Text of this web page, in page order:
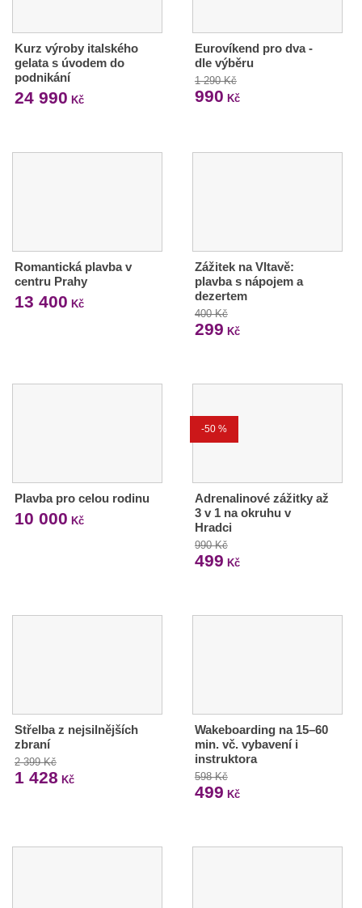
Kurz výroby italského
gelata s úvodem do
podnikání
24 990 Kč
Eurovíkend pro dva -
dle výběru
1 290 Kč
990 Kč
Romantická plavba v
centru Prahy
13 400 Kč
Zážitek na Vltavě:
plavba s nápojem a
dezertem
400 Kč
299 Kč
Plavba pro celou rodinu
10 000 Kč
-50 %
Adrenalinové zážitky až
3 v 1 na okruhu v
Hradci
990 Kč
499 Kč
Střelba z nejsilnějších
zbraní
2 399 Kč
1 428 Kč
Wakeboarding na 15–60
min. vč. vybavení i
instruktora
598 Kč
499 Kč